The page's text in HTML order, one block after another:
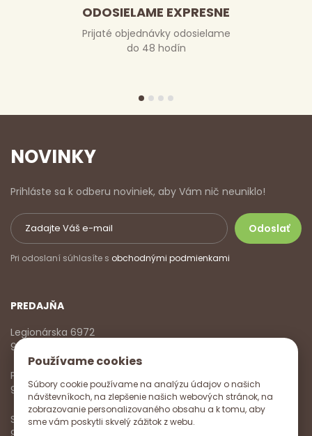
Používame cookies
Súbory cookie používame na analýzu údajov o našich
návštevníkoch, na zlepšenie našich webových stránok, na
zobrazovanie personalizovaného obsahu a k tomu, aby
sme vám poskytli skvelý zážitok z webu.
ODOSIELAME EXPRESNE
Prijaté objednávky odosielame
do 48 hodín
NOVINKY
Prihláste sa k odberu noviniek, aby Vám nič neuniklo!
Pri odoslaní súhlasíte s obchodnými podmienkami
PREDAJŇA
Legionárska 6972
911 01 Trenčín
Pondelok - Piatok
9:00 - 17:00
Sobota